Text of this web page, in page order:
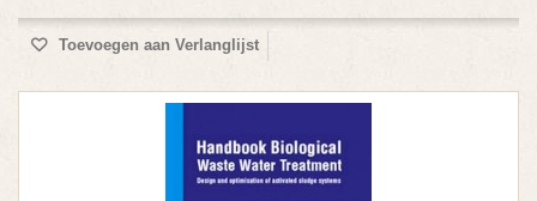
Toevoegen aan Verlanglijst